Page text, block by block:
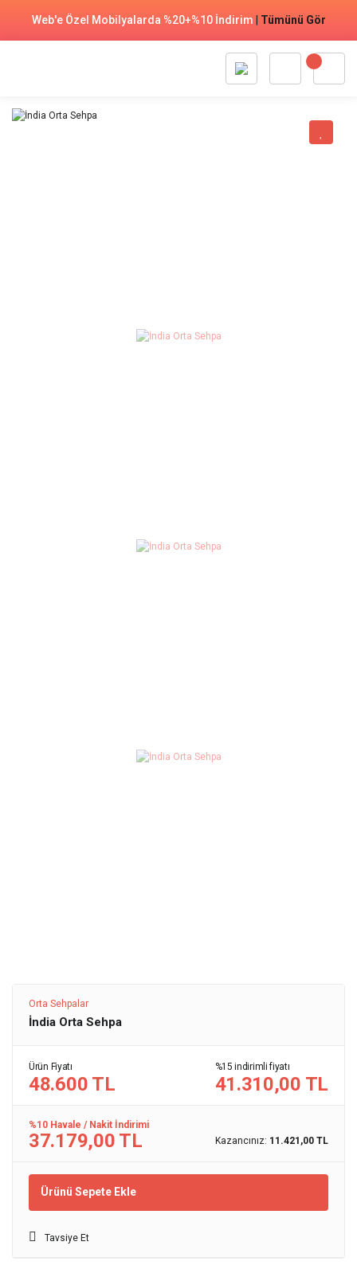
Web'e Özel Mobilyalarda %20+%10 İndirim Tümünü Gör
Orta Sehpalar
İndia Orta Sehpa
Ürün Fiyatı
48.600 TL
%15 indirimli fiyatı
41.310,00 TL
%10 Havale / Nakit İndirimi
37.179,00 TL Kazancınız: 11.421,00 TL
Ürünü Sepete Ekle
Tavsiye Et